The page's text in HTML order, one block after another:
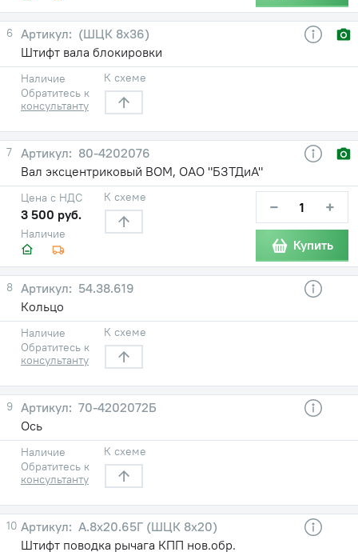
6
(ШЦК 8х36)
Штифт вала блокировки
Наличие
Обратитесь к
консультанту
К схеме
7
80-4202076
Вал эксцентриковый ВОМ, ОАО "БЗТДиА"
Наличие
Цена с НДС
3 500 руб.
К схеме − +
Купить
8
54.38.619
Кольцо
Наличие
Обратитесь к
консультанту
К схеме
9
70-4202072Б
Ось
Наличие
Обратитесь к
консультанту
К схеме
10
А.8х20.65Г (ШЦК 8х20)
Штифт поводка рычага КПП нов.обр.